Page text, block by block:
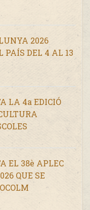
2026
PAÍS DEL 4 AL 13
LA 4a EDICIÓ
EL 38è APLEC
QUE SE